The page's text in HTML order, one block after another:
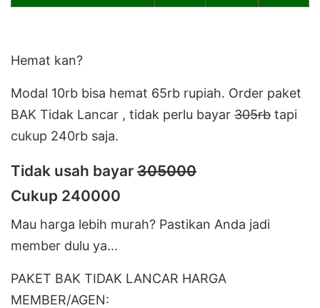
Hemat kan?
Modal 10rb bisa hemat 65rb rupiah. Order paket
BAK Tidak Lancar , tidak perlu bayar 305rb tapi
cukup 240rb saja.
Tidak usah bayar 305000
Cukup 240000
Mau harga lebih murah? Pastikan Anda jadi
member dulu ya...
PAKET BAK TIDAK LANCAR HARGA
MEMBER/AGEN: